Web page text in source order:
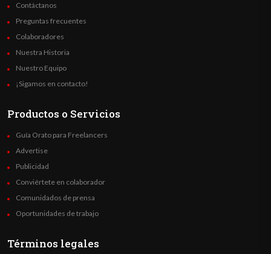
Contáctanos
Preguntas frecuentes
Colaboradores
Nuestra Historia
Nuestro Equipo
¡Sigamos en contacto!
Productos o Servicios
Guía Orato para Freelancers
Advertise
Publicidad
Conviértete en colaborador
Comunidados de prensa
Oportunidades de trabajo
Términos legales